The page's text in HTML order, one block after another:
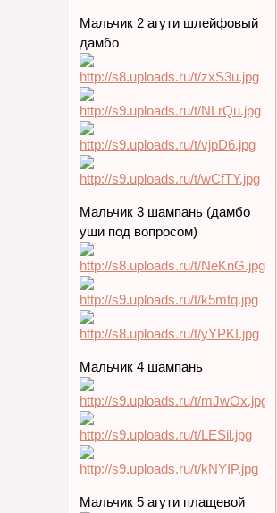
Мальчик 2 агути шлейфовый
дамбо
Мальчик 3 шампань (дамбо
уши под вопросом)
Мальчик 4 шампань
Мальчик 5 агути плащевой